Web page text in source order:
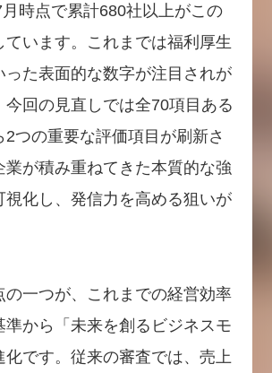
時点で累計680社以上がこの
ています。これまでは福利厚生
った表面的な数字が注目されが
今回の見直しでは全70項目ある
2つの重要な評価項目が刷新さ
業が積み重ねてきた本質的な強
視化し、発信力を高める狙いが
の一つが、これまでの経営効率
準から「未来を創るビジネスモ
化です。従来の審査では、売上